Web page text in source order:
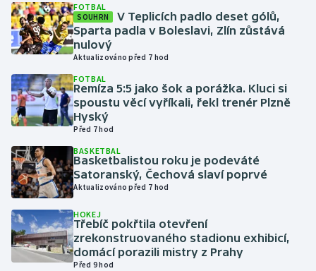
Judo
Krasobruslení
Lezení
Lyže a snowboard
Moderní pětiboj
Motorsport
Olympijské hry
Parasport
FOTBAL
SOUHRN
V Teplicích padlo deset gólů,
Sparta padla v Boleslavi, Zlín zůstává
nulový
Aktualizováno před 7 hod
FOTBAL
Remíza 5:5 jako šok a porážka. Kluci si
spoustu věcí vyříkali, řekl trenér Plzně
Hyský
Před 7 hod
BASKETBAL
Basketbalistou roku je podeváté
Satoranský, Čechová slaví poprvé
Aktualizováno před 7 hod
HOKEJ
Třebíč pokřtila otevření
zrekonstruovaného stadionu exhibicí,
domácí porazili mistry z Prahy
Před 9 hod